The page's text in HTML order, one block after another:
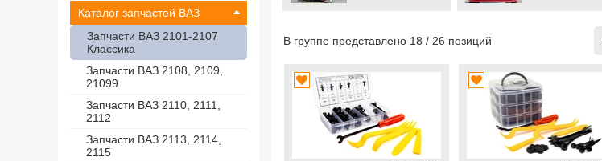
Каталог запчастей ВАЗ
Запчасти ВАЗ 2101-2107
Классика
Запчасти ВАЗ 2108, 2109,
21099
Запчасти ВАЗ 2110, 2111,
2112
Запчасти ВАЗ 2113, 2114,
2115
В группе представлено 18 / 26 позиций